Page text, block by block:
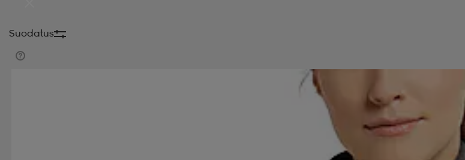
Suodatus